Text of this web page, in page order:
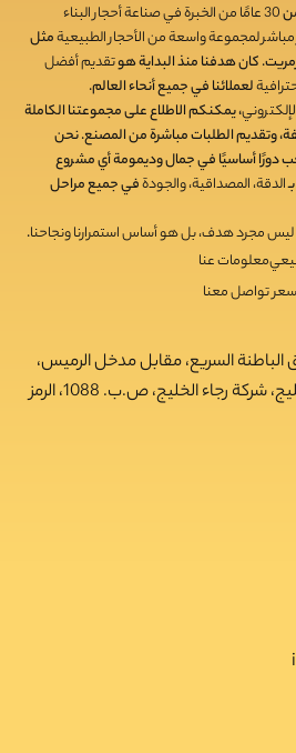
30عامًا من الخبرة في صناعة أحجار البناء
لمجموعة واسعة من الأحجار الطبيعيةمثل
كان هدفنا منذ البداية هوتقديم أفضل
لعملائنا في جميع أنحاء العالم.
، يمكنكم الاطلاع على مجموعتنا الكاملة
وتقديم الطلبات مباشرة من المصنع. نحن
دورًا أساسيًا في جمال وديمومة أي مشروع
الدقة، المصداقية، والجودةفي جميع مراحل
ليس مجرد هدف، بل هو أساس استمرارنا ونجاحنا.
معلومات عنا
تواصل معنا
السريع، مقابل مدخل الرميس،
بالقرب من دوار الفليج، شركة رجاء الخليج، ص.ب. 1088، الرمز